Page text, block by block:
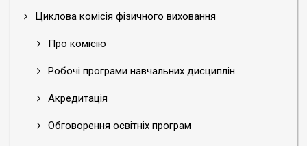
Циклова комісія фізичного виховання
Про комісію
Робочі програми навчальних дисциплін
Акредитація
Обговорення освітніх програм